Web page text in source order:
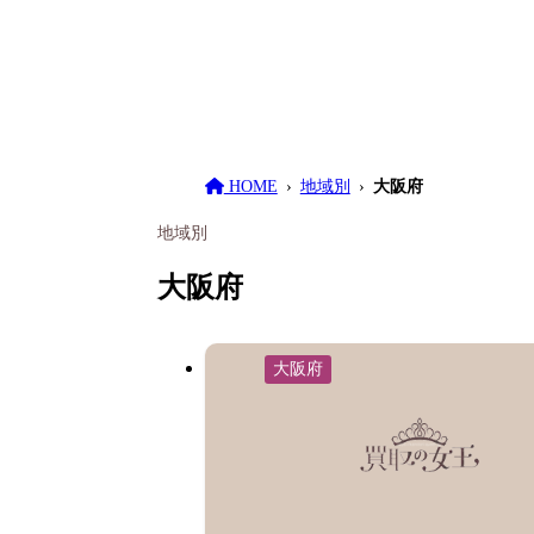
HOME 地域別 大阪府
地域別
大阪府
大阪府